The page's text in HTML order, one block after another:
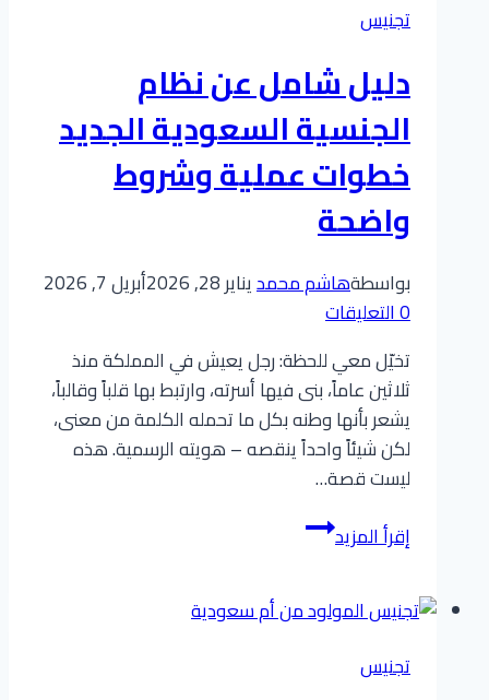
تجنيس
دليل شامل عن نظام
الجنسية السعودية الجديد
خطوات عملية وشروط
واضحة
بواسطةهاشم محمديناير 28, 2026
أبريل 7, 2026
0 التعليقات
تخيّل معي للحظة: رجل يعيش في المملكة منذ
ثلاثين عاماً، بنى فيها أسرته، وارتبط بها قلباً وقالباً،
يشعر بأنها وطنه بكل ما تحمله الكلمة من معنى،
لكن شيئاً واحداً ينقصه – هويته الرسمية. هذه
ليست قصة…
إقرأ المزيددليل
شامل
نظام
تجنيس